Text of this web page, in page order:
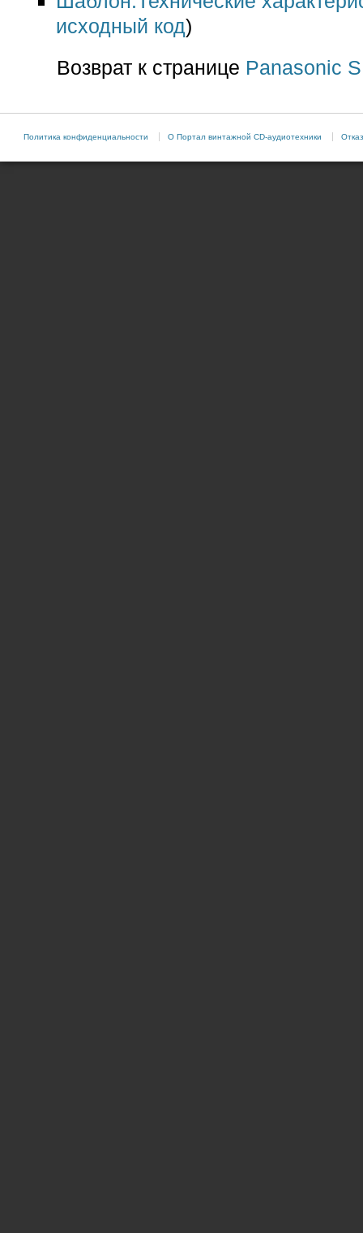
исходный код)
Возврат к странице Panasonic
Политика конфиденциальности О Портал винтажной CD-аудиотехники